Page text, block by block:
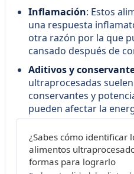
Inflamación: Estos
una respuesta
otra razón por la que
cansado después de
Aditivos y
ultraprocesadas
conservantes y
pueden afectar la
¿Sabes cómo identificar
alimentos
formas para lograrlo